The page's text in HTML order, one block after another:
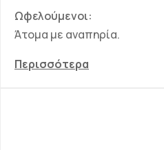
Ωφελούμενοι:
Άτομα με αναπηρία.
Περισσότερα